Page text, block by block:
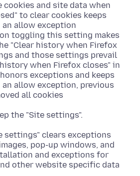
cookies and site data when
to clear cookies keeps
allow exception
toggling this setting makes
"Clear history when Firefox
and those settings prevail
when Firefox closes" in
exceptions and keeps
allow exception, previous
all cookies
settings" clears exceptions
pop-up windows, and
and exceptions for
other website specific data